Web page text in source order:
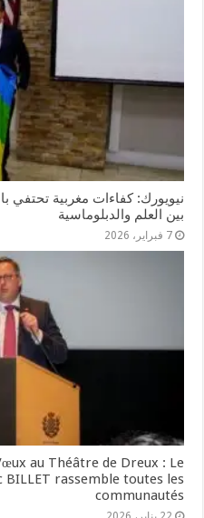
نيويورك: كفاءات مغربية تحتفي
بين العلم والدبلوماسية
7 فبراير، 2026
au Théâtre de Dreux : Le
rassemble toutes les
communautés